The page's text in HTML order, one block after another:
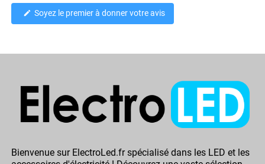
edit Soyez le premier à donner votre avis
Bienvenue sur ElectroLed.fr spécialisé dans les LED et les